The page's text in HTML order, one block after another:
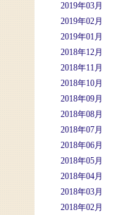
2019年03月
2019年02月
2019年01月
2018年12月
2018年11月
2018年10月
2018年09月
2018年08月
2018年07月
2018年06月
2018年05月
2018年04月
2018年03月
2018年02月